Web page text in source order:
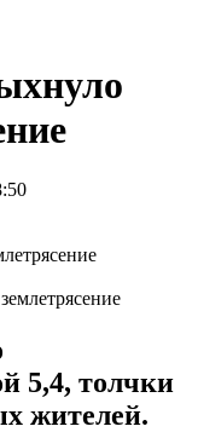
5,4, толчки
жителей.